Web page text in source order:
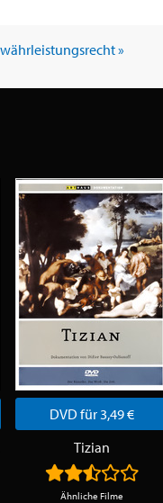
»
DVD für 3,49 €
Tizian
Ähnliche Filme